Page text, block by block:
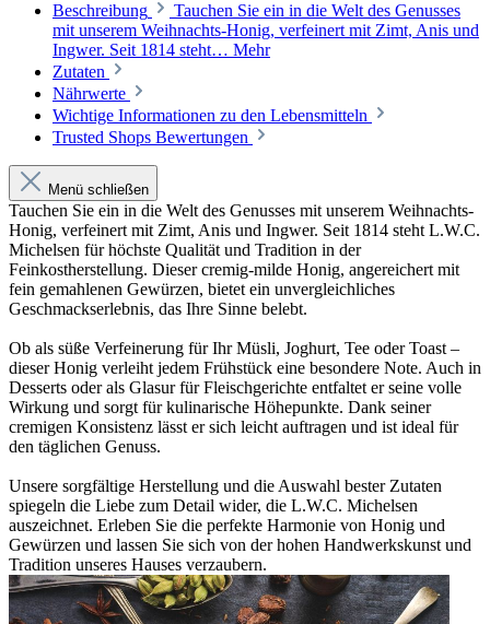
Beschreibung
Tauchen Sie ein in die Welt des Genusses
mit unserem Weihnachts-Honig, verfeinert mit Zimt, Anis und
Ingwer. Seit 1814 steht… Mehr
Zutaten
Nährwerte
Wichtige Informationen zu den Lebensmitteln
Trusted Shops Bewertungen
Menü schließen
Tauchen Sie ein in die Welt des Genusses mit unserem Weihnachts-
Honig, verfeinert mit Zimt, Anis und Ingwer. Seit 1814 steht L.W.C.
Michelsen für höchste Qualität und Tradition in der
Feinkostherstellung. Dieser cremig-milde Honig, angereichert mit
fein gemahlenen Gewürzen, bietet ein unvergleichliches
Geschmackserlebnis, das Ihre Sinne belebt.
Ob als süße Verfeinerung für Ihr Müsli, Joghurt, Tee oder Toast –
dieser Honig verleiht jedem Frühstück eine besondere Note. Auch in
Desserts oder als Glasur für Fleischgerichte entfaltet er seine volle
Wirkung und sorgt für kulinarische Höhepunkte. Dank seiner
cremigen Konsistenz lässt er sich leicht auftragen und ist ideal für
den täglichen Genuss.
Unsere sorgfältige Herstellung und die Auswahl bester Zutaten
spiegeln die Liebe zum Detail wider, die L.W.C. Michelsen
auszeichnet. Erleben Sie die perfekte Harmonie von Honig und
Gewürzen und lassen Sie sich von der hohen Handwerkskunst und
Tradition unseres Hauses verzaubern.